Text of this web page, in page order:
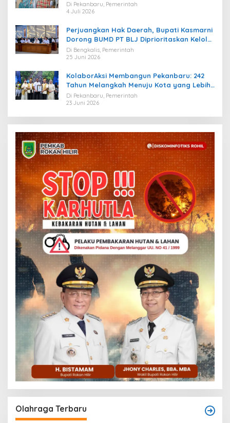
Di Pekanbaru, Pemerintah
4 Juli 2026
Perjuangkan Hak Daerah, Bupati Kasmarni
Dorong BUMD PT BLJ Diprioritaskan Kelola
Migas
Di Bengkalis, Pemerintah
25 Juni 2026
KolaborAksi Membangun Pekanbaru: 242
Tahun Melangkah Menuju Kota yang Lebih
Maju
Di Pekanbaru, Pemerintah
23 Juni 2026
Olahraga Terbaru